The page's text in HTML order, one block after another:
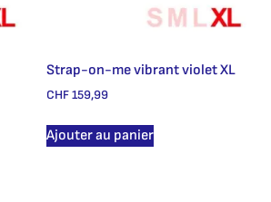
Strap-on-me vibrant violet XL
CHF159,99
Ajouter au panier